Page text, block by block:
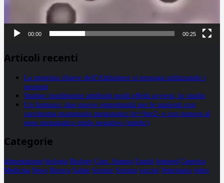
00:00 00:25
Articoli recenti
La proteina chiave dell’Alzheimer si propaga utilizzando i
neuroni
Statine: inutilmente attribuiti molti effetti avversi, lo studio
Un farmaco, due nuove opportunità per le pazienti con
carcinoma mammario metastatico hr+/her2- e con tumore al
seno metastatico triplo negativo (mtnbc)
Categorie
alimentazione biologia Biology Com. Stampa Epatiti featured Genetica
Medicina News Ricerca Salute Science Scienza vaccini Veterinaria video